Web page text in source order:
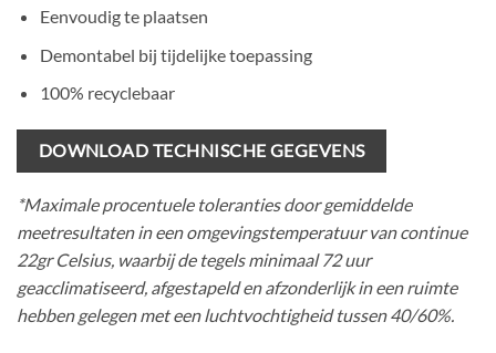
Eenvoudig te plaatsen
Demontabel bij tijdelijke toepassing
100% recyclebaar
DOWNLOAD TECHNISCHE GEGEVENS
*Maximale procentuele toleranties door gemiddelde
meetresultaten in een omgevingstemperatuur van continue
22gr Celsius, waarbij de tegels minimaal 72 uur
geacclimatiseerd, afgestapeld en afzonderlijk in een ruimte
hebben gelegen met een luchtvochtigheid tussen 40/60%.